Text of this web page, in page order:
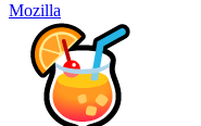
Mozilla